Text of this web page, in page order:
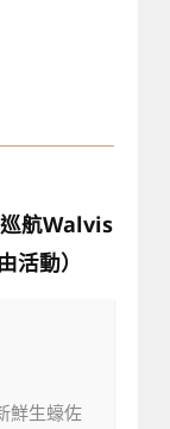
航Walvis
動）
鮮生蠔佐